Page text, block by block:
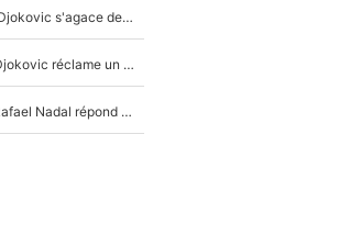
Wimbledon : Mis sous pression, Novak Djokovic s'agace devant la presse !
«Trop de conflits» : Mécontent, Novak Djokovic réclame un grand changement !
«C'est le meilleur joueur de l'histoire», Rafael Nadal répond à la question que tout le monde se pose !